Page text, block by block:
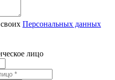
Персональных данных
лицо